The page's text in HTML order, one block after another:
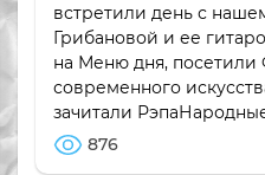
встретили день с
Грибановой и ее
на Меню дня, посетили
современного
зачитали
876